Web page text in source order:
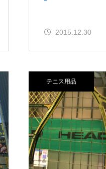
か
2015.12.30
テニス用品